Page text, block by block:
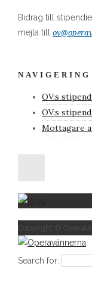
Bidrag till
mejla till
NAVIGERING
OV:s
OV:s
Mottagare
Copyright ©
Search for: